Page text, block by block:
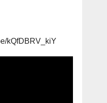
kQfDBRV_kiY